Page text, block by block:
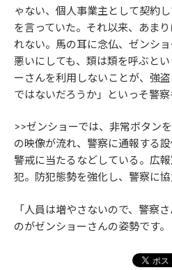
ゃない、個人事業主として契約
を言っていた。それ以来、あま
れない。馬の耳に念仏、ゼンシ
悪いにしても、類は類を呼ぶと
ーさんを利用しないことが、強
ではないだろうか」といっそ警察
>>ゼンショーでは、非常ボタン
の映像が流れ、警察に通報する
警戒に当たるなどしている。広
犯。防犯態勢を強化し、警察に協
「人員は増やさないので、警察
のがゼンショーさんの姿勢です。